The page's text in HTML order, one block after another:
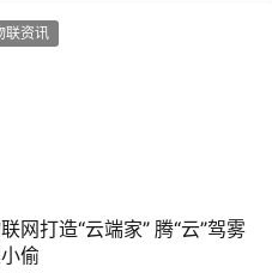
联资讯
网打造“云端家” 腾“云”驾雾
偷